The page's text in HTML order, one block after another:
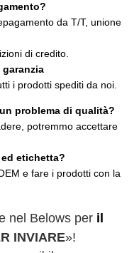
da T/T, unione
di credito.
i prodotti spediti da noi.
problema di qualità?
potremmo accettare
etichetta?
e fare i prodotti con la
nel Belows per il
INVIARE»!